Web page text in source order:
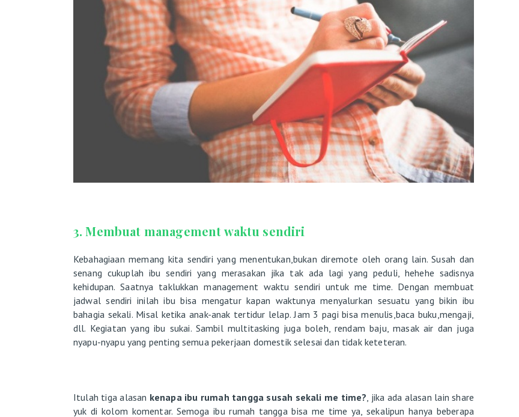
3. Membuat management waktu sendiri
Kebahagiaan memang kita sendiri yang menentukan,bukan diremote oleh orang lain. Susah dan
senang cukuplah ibu sendiri yang merasakan jika tak ada lagi yang peduli, hehehe sadisnya
kehidupan. Saatnya taklukkan management waktu sendiri untuk me time. Dengan membuat
jadwal sendiri inilah ibu bisa mengatur kapan waktunya menyalurkan sesuatu yang bikin ibu
bahagia sekali. Misal ketika anak-anak tertidur lelap. Jam 3 pagi bisa menulis,baca buku,mengaji,
dll. Kegiatan yang ibu sukai. Sambil multitasking juga boleh, rendam baju, masak air dan juga
nyapu-nyapu yang penting semua pekerjaan domestik selesai dan tidak keteteran.
Itulah tiga alasan kenapa ibu rumah tangga susah sekali me time?, jika ada alasan lain share
yuk di kolom komentar. Semoga ibu rumah tangga bisa me time ya, sekalipun hanya beberapa